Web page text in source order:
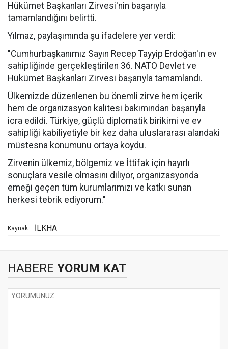
Hükümet Başkanları Zirvesi'nin başarıyla
tamamlandığını belirtti.
Yılmaz, paylaşımında şu ifadelere yer verdi:
"Cumhurbaşkanımız Sayın Recep Tayyip Erdoğan'ın ev
sahipliğinde gerçekleştirilen 36. NATO Devlet ve
Hükümet Başkanları Zirvesi başarıyla tamamlandı.
Ülkemizde düzenlenen bu önemli zirve hem içerik
hem de organizasyon kalitesi bakımından başarıyla
icra edildi. Türkiye, güçlü diplomatik birikimi ve ev
sahipliği kabiliyetiyle bir kez daha uluslararası alandaki
müstesna konumunu ortaya koydu.
Zirvenin ülkemiz, bölgemiz ve İttifak için hayırlı
sonuçlara vesile olmasını diliyor, organizasyonda
emeği geçen tüm kurumlarımızı ve katkı sunan
herkesi tebrik ediyorum."
Kaynak: İLKHA
HABERE YORUM KAT